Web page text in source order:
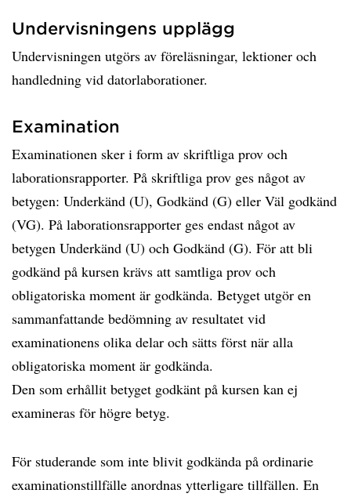
Undervisningens upplägg
Undervisningen utgörs av föreläsningar, lektioner och
handledning vid datorlaborationer.
Examination
Examinationen sker i form av skriftliga prov och
laborationsrapporter. På skriftliga prov ges något av
betygen: Underkänd (U), Godkänd (G) eller Väl godkänd
(VG). På laborationsrapporter ges endast något av
betygen Underkänd (U) och Godkänd (G). För att bli
godkänd på kursen krävs att samtliga prov och
obligatoriska moment är godkända. Betyget utgör en
sammanfattande bedömning av resultatet vid
examinationens olika delar och sätts först när alla
obligatoriska moment är godkända.
Den som erhållit betyget godkänt på kursen kan ej
examineras för högre betyg.
För studerande som inte blivit godkända på ordinarie
examinationstillfälle anordnas ytterligare tillfällen. En